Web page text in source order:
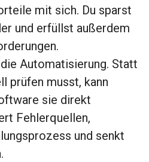
mit sich. Du sparst
und erfüllst außerdem
Automatisierung. Statt
prüfen musst, kann
sie direkt
Fehlerquellen,
und senkt